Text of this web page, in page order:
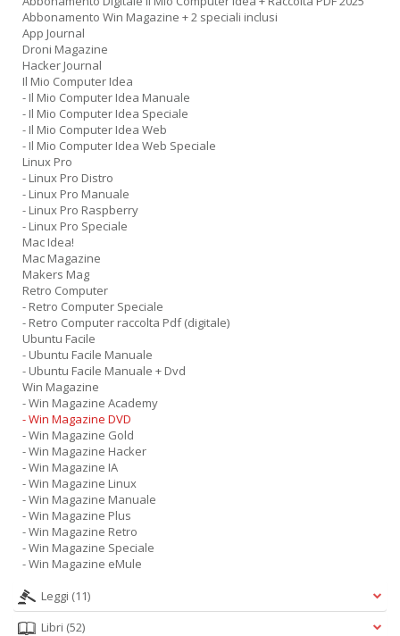
Abbonamento Win Magazine + 2 speciali inclusi
App Journal
Droni Magazine
Hacker Journal
Il Mio Computer Idea
- Il Mio Computer Idea Manuale
- Il Mio Computer Idea Speciale
- Il Mio Computer Idea Web
- Il Mio Computer Idea Web Speciale
Linux Pro
- Linux Pro Distro
- Linux Pro Manuale
- Linux Pro Raspberry
- Linux Pro Speciale
Mac Idea!
Mac Magazine
Makers Mag
Retro Computer
- Retro Computer Speciale
- Retro Computer raccolta Pdf (digitale)
Ubuntu Facile
- Ubuntu Facile Manuale
- Ubuntu Facile Manuale + Dvd
Win Magazine
- Win Magazine Academy
- Win Magazine DVD
- Win Magazine Gold
- Win Magazine Hacker
- Win Magazine IA
- Win Magazine Linux
- Win Magazine Manuale
- Win Magazine Plus
- Win Magazine Retro
- Win Magazine Speciale
- Win Magazine eMule
Leggi (11)
Libri (52)